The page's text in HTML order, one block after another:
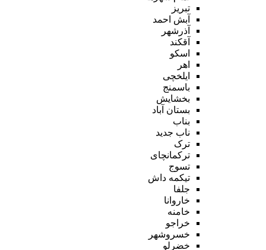
تبریز
آبش احمد
آذرشهر
آقکند
اسکو
اهر
ایلخچی
باسمنج
بخشایش
بستان آباد
بناب
ناب جدید
ترک
ترکمانچای
تسوج
تیکمه داش
جلفا
خاروانا
خامنه
خراجو
خسروشهر
خضرلو